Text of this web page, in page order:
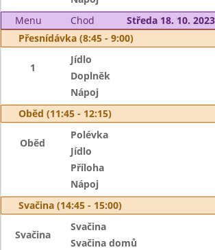
Menu
Chod
Středa 18. 10. 2023
Přesnídávka (8:45 - 9:00)
1
Jídlo
Doplněk
Nápoj
Oběd (11:45 - 12:15)
Oběd
Polévka
Jídlo
Příloha
Nápoj
Svačina (14:45 - 15:00)
Svačina
Svačina
Svačina domů